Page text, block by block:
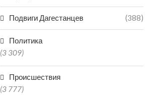
Подвиги Дагестанцев (388)
Политика
(3 309)
Происшествия
(3 777)